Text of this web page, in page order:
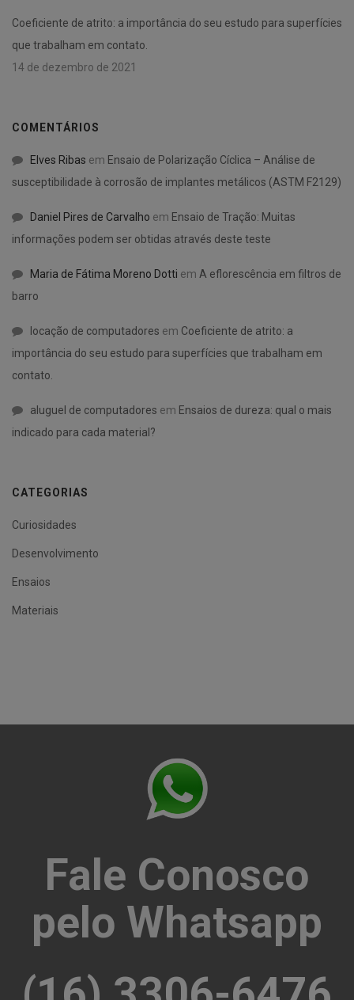
Coeficiente de atrito: a importância do seu estudo para superfícies
que trabalham em contato.
14 de dezembro de 2021
COMENTÁRIOS
Elves Ribas em Ensaio de Polarização Cíclica – Análise de
susceptibilidade à corrosão de implantes metálicos (ASTM F2129)
Daniel Pires de Carvalho em Ensaio de Tração: Muitas
informações podem ser obtidas através deste teste
Maria de Fátima Moreno Dotti em A eflorescência em filtros de
barro
locação de computadores em Coeficiente de atrito: a
importância do seu estudo para superfícies que trabalham em
contato.
aluguel de computadores em Ensaios de dureza: qual o mais
indicado para cada material?
CATEGORIAS
Curiosidades
Desenvolvimento
Ensaios
Materiais
Fale Conosco
pelo Whatsapp